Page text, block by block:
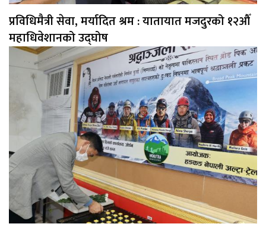
प्रविधिमैत्री सेवा, मर्यादित श्रम : यातायात मजदुरको १२औँ
महाधिवेशानको उद्घोष